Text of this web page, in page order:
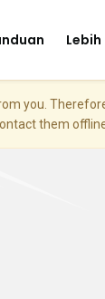
Lebih
you.
them